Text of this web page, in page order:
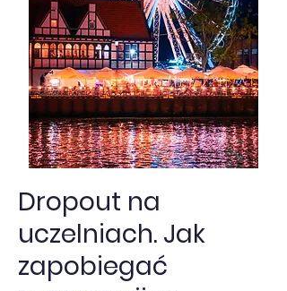
Dropout na
uczelniach. Jak
zapobiegać